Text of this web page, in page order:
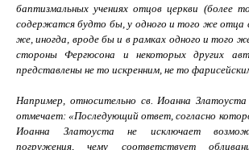
баптизмальных учениях отцов церкви (более
содержатся будто бы, у одного и того же отца
же, иногда, вроде бы и в рамках одного и того
стороны Фергюсона и некоторых других
представлены не то искренним, не то
Например, относительно св. Иоанна
отмечает: «Последующий ответ, согласно
Иоанна Златоуста не исключает
погружения, чему соответствует